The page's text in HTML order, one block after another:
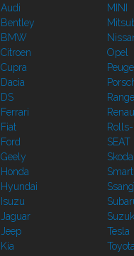
Audi
Bentley
BMW
Citroen
Cupra
Dacia
DS
Ferrari
Fiat
Ford
Geely
Honda
Hyundai
Isuzu
Jaguar
Jeep
Kia
MINI
Opel
SEAT
Skoda
Smart
Tesla
Toyota